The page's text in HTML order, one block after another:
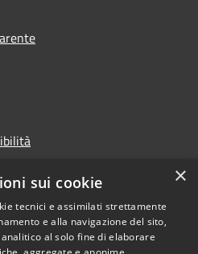
Comune convenzionato
Astigov
×
sui cookie
tecnici e assimilati strettamente
e alla navigazione del sito,
al solo fine di elaborare